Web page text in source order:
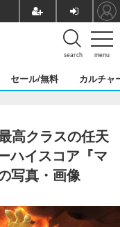
menu
search
セール/無料 カルチャ
高クラスの任天
ハイスコア『マ
写真・画像